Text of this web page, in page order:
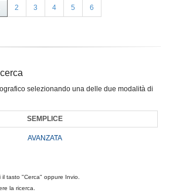
2 3 4 5 6
selezionando una delle due modalità di
SEMPLICE
AVANZATA
tasto "Cerca" oppure Invio.
la ricerca.